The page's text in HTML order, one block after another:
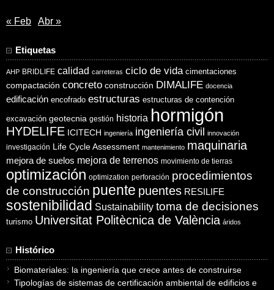
« Feb Abr »
Etiquetas
AHP BRIDLIFE calidad carreteras ciclo de vida cimentaciones
compactación concreto construcción DIMALIFE docencia
edificación encofrado estructuras estructuras de contención
excavación geotecnia gestión historia hormigón
HYDELIFE ICITECH ingeniería ingeniería civil innovación
investigación Life Cycle Assessment mantenimiento maquinaria
mejora de suelos mejora de terrenos movimiento de tierras
optimización optimization perforación procedimientos
de construcción puente puentes RESILIFE
sostenibilidad Sustainability toma de decisiones
turismo Universitat Politècnica de València áridos
Histórico
Biomateriales: la ingeniería que crece antes de construirse
Tipologías de sistemas de certificación ambiental de edificios e